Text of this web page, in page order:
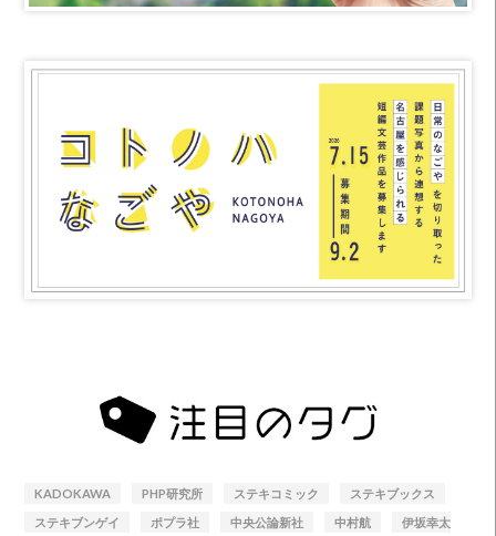
KADOKAWA PHP研究所 ステキコミック
ステキブックス
ステキブンゲイ
ポプラ社 中央公論新社 中村航
伊坂幸太